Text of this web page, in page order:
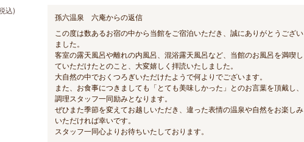
込)
孫六温泉 六庵からの返信
この度は数あるお宿の中から当館をご宿泊いただき、誠にありがとうござい
ました。
客室の露天風呂や離れの内風呂、混浴露天風呂など、当館のお風呂を満喫し
ていただけたとのこと、大変嬉しく拝読いたしました。
大自然の中でおくつろぎいただけたようで何よりでございます。
また、お食事につきましても「とても美味しかった」とのお言葉を頂戴し、
調理スタッフ一同励みとなります。
ぜひまた季節を変えてお越しいただき、違った表情の温泉や自然をお楽しみ
いただければ幸いです。
スタッフ一同心よりお待ちいたしております。